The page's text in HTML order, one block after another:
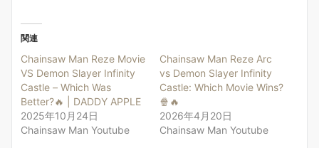
関連
Chainsaw Man Reze Movie
VS Demon Slayer Infinity
Castle – Which Was
Better?🔥 | DADDY APPLE
2025年10月24日
Chainsaw Man Youtube
Chainsaw Man Reze Arc
vs Demon Slayer Infinity
Castle: Which Movie Wins?
🍿🔥
2026年4月20日
Chainsaw Man Youtube